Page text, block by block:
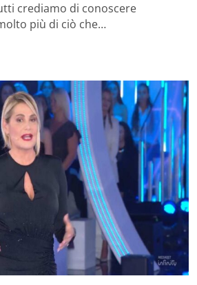
crediamo di conoscere
più di ciò che…